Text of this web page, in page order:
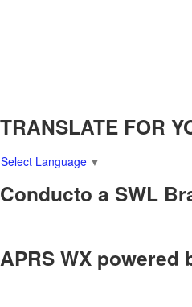
TRANSLATE FOR
Select Language ▼
Conducto a SWL
APRS WX powered